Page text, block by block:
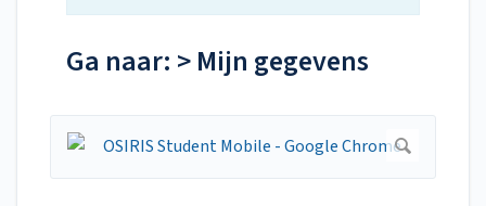
Ga naar: > Mijn gegevens